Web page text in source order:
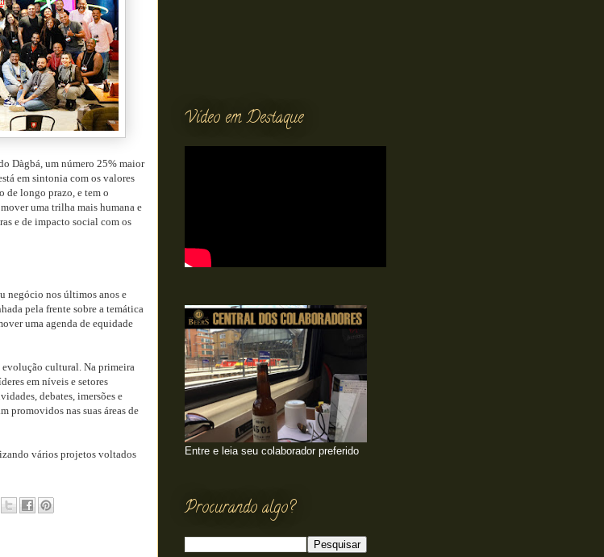
Dàgbá, um número 25% maior
em sintonia com os valores
de longo prazo, e tem o
uma trilha mais humana e
e de impacto social com os
negócio nos últimos anos e
pela frente sobre a temática
uma agenda de equidade
evolução cultural. Na primeira
em níveis e setores
debates, imersões e
promovidos nas suas áreas de
vários projetos voltados
Vídeo em Destaque
Entre e leia seu colaborador preferido
Procurando algo?